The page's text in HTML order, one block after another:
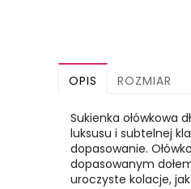
OPIS ROZMIAR
Sukienka ołówkowa
luksusu i subtelnej
dopasowanie.
dopasowanym
uroczyste kolacje, jak